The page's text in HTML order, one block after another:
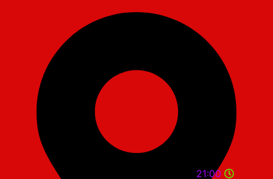
21:00